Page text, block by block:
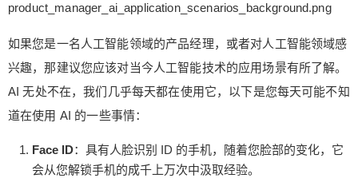
product_manager_ai_application_scenarios_background.png
如果您是一名人工智能领域的产品经理，或者对人工智能领域感
兴趣，那建议您应该对当今人工智能技术的应用场景有所了解。
AI 无处不在，我们几乎每天都在使用它，以下是您每天可能不知
道在使用 AI 的一些事情：
Face ID：具有人脸识别 ID 的手机，随着您脸部的变化，它
会从您解锁手机的成千上万次中汲取经验。
手机的成千上万次中汲取经验。 音乐平台：音乐软
件可以了解您喜欢听什么内容，并基于这些内容提
出建议，为您推荐更符合自己的音乐，提高客户的
聆听体验和忠诚度。 视频平台：可以自动生成字
幕，比如 YouTube 的自动翻译成多种语言。 语音
识别：我们通过“嘿Siri”来唤醒手机，这些都是 AI 技
样的，并自动为他们打上标签， 以及为您推荐个性
化的媒体信息。 地图：您通过地图软件，比如高德
扫描二维码继续阅读